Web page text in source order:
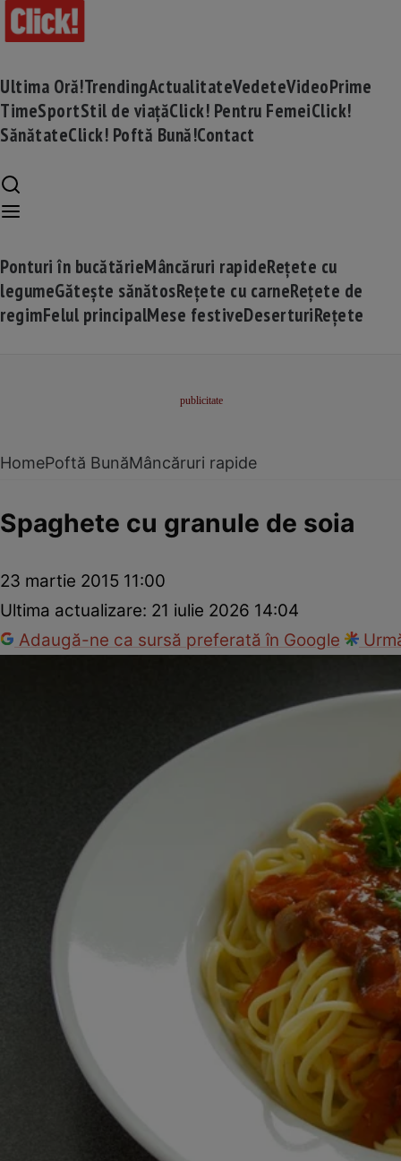
Ultima Oră!TrendingActualitateVedeteVideoPrime
TimeSportStil de viațăClick! Pentru FemeiClick!
SănătateClick! Poftă Bună!Contact
Ponturi în bucătărieMâncăruri rapideRețete cu
legumeGătește sănătosRețete cu carneRețete de
regimFelul principalMese festiveDeserturiRețete
HomePoftă BunăMâncăruri rapide
Spaghete cu granule de soia
23 martie 2015 11:00
Ultima actualizare: 21 iulie 2026 14:04
Adaugă-ne ca sursă preferată în Google